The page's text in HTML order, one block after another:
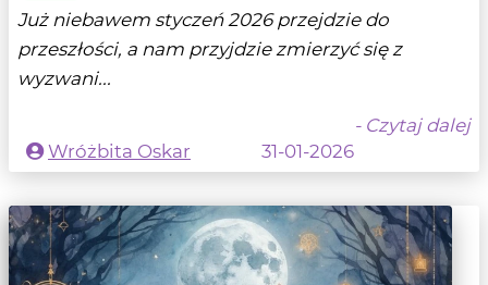
Już niebawem styczeń 2026 przejdzie do
przeszłości, a nam przyjdzie zmierzyć się z
wyzwani...
- Czytaj dalej
Wróżbita Oskar
31-01-2026